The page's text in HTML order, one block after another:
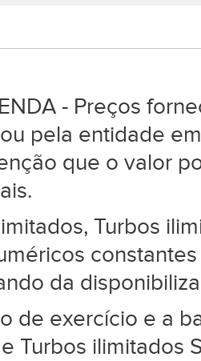
- Preços
pela entidade
que o valor
Turbos
da
de exercício e a
Turbos ilimitados